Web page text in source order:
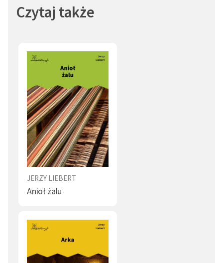
Czytaj także
JERZY LIEBERT
Anioł żalu